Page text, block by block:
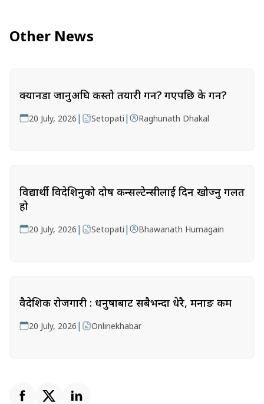
Other News
क्यानडा जानुअघि कस्तो तयारी गर्ने? गएपछि के गर्ने?
20 July, 2026 | Setopati | Raghunath Dhakal
विद्यार्थी विदेशिनुको दोष कन्सल्टेन्सीलाई दिन खोज्नु गलत
हो
20 July, 2026 | Setopati | Bhawanath Humagain
वैदेशिक रोजगारी : धनुषाबाट सबैभन्दा धेरै, मनाङ कम
20 July, 2026 | Onlinekhabar